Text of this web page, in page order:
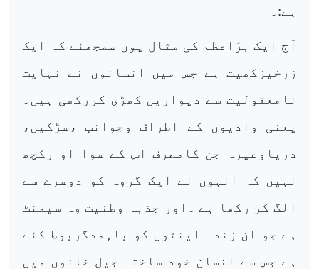
ہے:۔
آج ایک برّاعظم کی مثال یوں سمجھئے کہ ایک
زرخیزکھیت ہے جس میں انسانوں نے نہایت
نامعقولیت سے دیواریں کھڑی کررکھی ہیں۔
یعنی وادیوں کے اطراف وجوانب ،سڑکیں،
دریاوعیرہ جن کامصرف اس کے سوا او رکچھ
نہیں کہ انہوں نے ایک گروہ کو دوسرے سے
الگ کر رکھا ہے ۔اور جذبہ وطنیت وہ سیمنٹ
ہے جو ان زندہ اینٹوں کو باہمدگربوط کئے
ہے جس سے انسان خود ساختہ جیل خانوں میں